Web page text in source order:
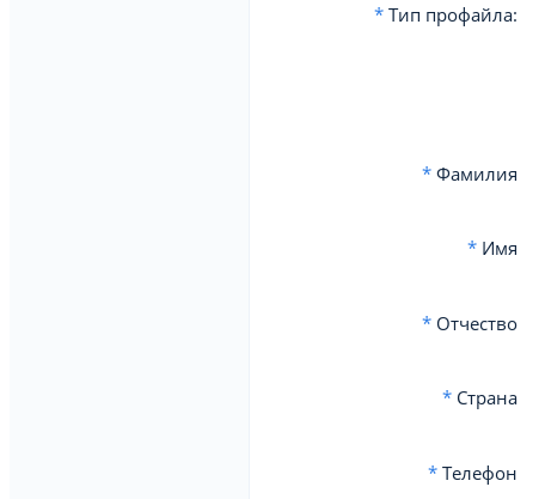
*Тип профайла:
*Фамилия
*Имя
*Отчество
*Страна
*Телефон